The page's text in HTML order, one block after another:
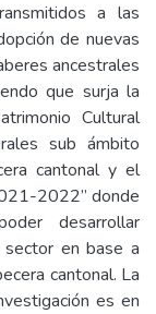
a las
de nuevas
ancestrales
que surja la
Cultural
sub ámbito
cantonal y el
2022” donde
desarrollar
en base a
cantonal. La
es en